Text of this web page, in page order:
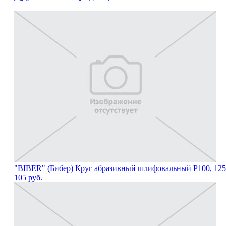
"BIBER" (Бибер) Круг абразивный шлифовальный Р100,
105 руб.